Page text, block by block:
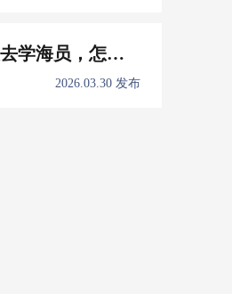
2026年想去学海员，怎么选择培训学校？
2026.03.30 发布